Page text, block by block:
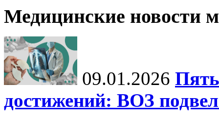
Медицинские новости
09.01.2026
достижений: ВОЗ